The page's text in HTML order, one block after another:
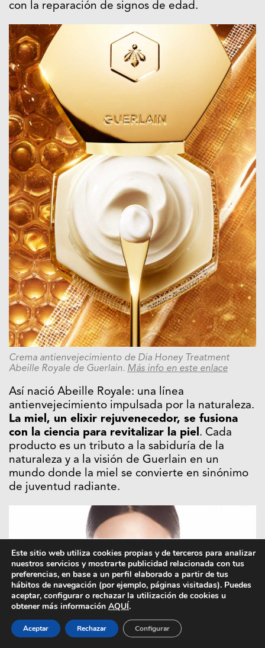
con la reparación de signos de edad.
Crema antienvejecimiento de Dia Honey Treatment
Abeille Royale de Guerlain. Más info en este enlace
Así nació Abeille Royale: una línea
antienvejecimiento impulsada por la naturaleza.
La miel, un elixir rejuvenecedor, se fusiona
con la ciencia para revitalizar la piel. Cada
producto es un tributo a la sabiduría de la
naturaleza y a la visión de Guerlain en un
mundo donde la miel se convierte en sinónimo
de juventud radiante.
Este sitio web utiliza cookies propias y de terceros para analizar
nuestros servicios y mostrarte publicidad relacionada con tus
preferencias, en base a un perfil elaborado a partir de tus
hábitos de navegación (por ejemplo, páginas visitadas). Puedes
aceptar, configurar o rechazar la utilización de cookies u
obtener más información AQUÍ.
Aceptar Rechazar Configurar